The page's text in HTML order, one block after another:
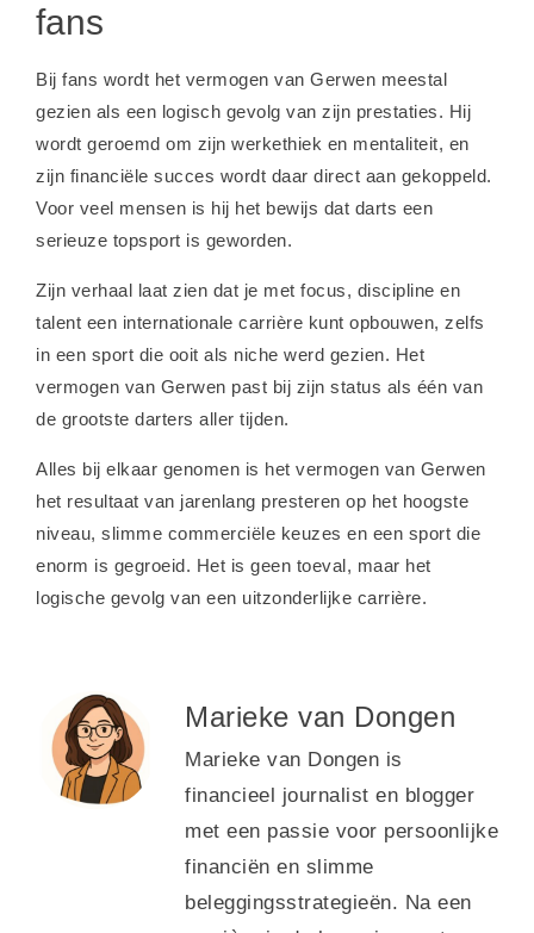
fans
Bij fans wordt het vermogen van Gerwen meestal
gezien als een logisch gevolg van zijn prestaties. Hij
wordt geroemd om zijn werkethiek en mentaliteit, en
zijn financiële succes wordt daar direct aan gekoppeld.
Voor veel mensen is hij het bewijs dat darts een
serieuze topsport is geworden.
Zijn verhaal laat zien dat je met focus, discipline en
talent een internationale carrière kunt opbouwen, zelfs
in een sport die ooit als niche werd gezien. Het
vermogen van Gerwen past bij zijn status als één van
de grootste darters aller tijden.
Alles bij elkaar genomen is het vermogen van Gerwen
het resultaat van jarenlang presteren op het hoogste
niveau, slimme commerciële keuzes en een sport die
enorm is gegroeid. Het is geen toeval, maar het
logische gevolg van een uitzonderlijke carrière.
Marieke van Dongen
Marieke van Dongen is
financieel journalist en blogger
met een passie voor persoonlijke
financiën en slimme
beleggingsstrategieën. Na een